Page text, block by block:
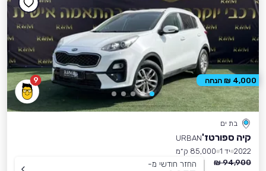
9
בת ים
קיה ספורטז'URBAN
2022 יד 1
85,000 ק״מ
94,900 ₪
החזר חודשי מ-
4,000 ₪ הנחה